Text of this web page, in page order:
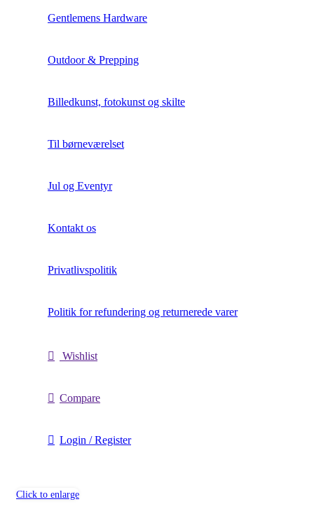
Click to enlarge
Gentlemens Hardware
Outdoor & Prepping
Billedkunst, fotokunst og skilte
Til børneværelset
Jul og Eventyr
Kontakt os
Privatlivspolitik
Politik for refundering og returnerede varer
Wishlist
Compare
Login / Register